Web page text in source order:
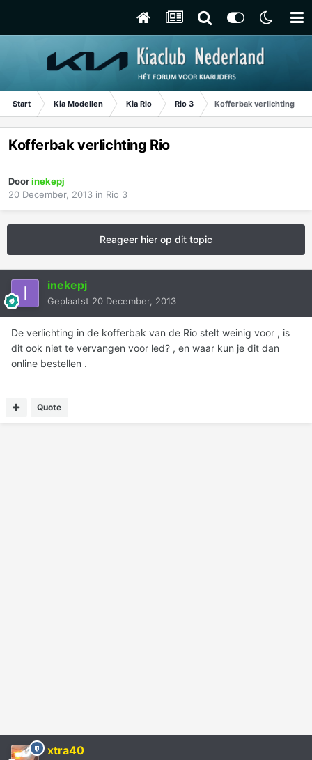
Start Kia Modellen Kia Rio Rio 3 Kofferbak verlichting Rio
Kofferbak verlichting Rio
Doorinekepj
20 December, 2013 in Rio 3
Reageer hier op dit topic
inekepj
Geplaatst 20 December, 2013
De verlichting in de kofferbak van de Rio stelt weinig voor , is
dit ook niet te vervangen voor led? , en waar kun je dit dan
online bestellen .
Quote
xtra40